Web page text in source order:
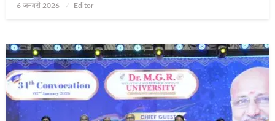
Posted
6 जनवरी 2026 Editor